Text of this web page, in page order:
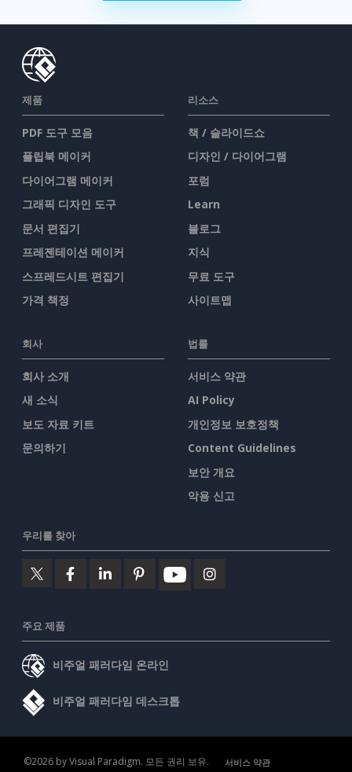
제품
PDF 도구 모음
플립북 메이커
다이어그램 메이커
그래픽 디자인 도구
문서 편집기
프레젠테이션 메이커
스프레드시트 편집기
가격 책정
리소스
책 / 슬라이드쇼
디자인 / 다이어그램
포럼
Learn
블로그
지식
무료 도구
사이트맵
회사
회사 소개
새 소식
보도 자료 키트
문의하기
법률
서비스 약관
AI Policy
개인정보 보호정책
Content Guidelines
보안 개요
악용 신고
우리를 찾아
주요 제품
비주얼 패러다임 온라인
비주얼 패러다임 데스크톱
©2026 by Visual Paradigm. 모든 권리 보유. 서비스 약관